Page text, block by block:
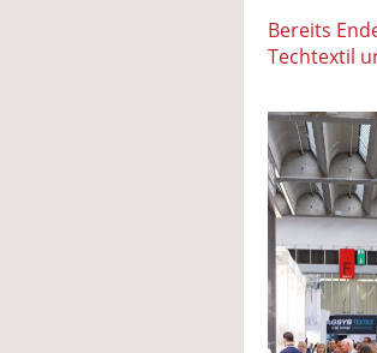
Bereits
Techtextil